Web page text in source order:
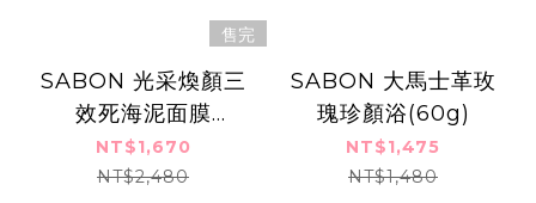
售完
SABON 光采煥顏三
效死海泥面膜
(200ml)-國際航空版
NT$1,670
NT$2,480
SABON 大馬士革玫
瑰珍顏浴(60g)
NT$1,475
NT$1,480